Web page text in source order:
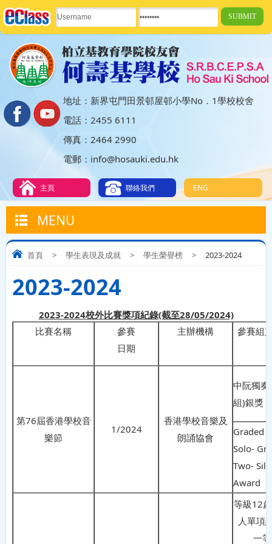
地址：新界屯門田景邨屋邨小學No．1學校校舍
電話：2455 6111
傳真：2464 2990
電郵：info@hosauki.edu.hk
ENG
聯絡我們
主頁
MENU
首頁 > 學生表現及成就 > 學生榮譽榜 > 2023-2024
2023-2024
2023-2024校外比賽獎項紀錄(截至28/05/2024)
比賽名稱
參賽
日期
主辦機構 參賽組
第76屆香港學校音
樂節
1/2024
香港學校音樂及
朗誦協會
中阮獨奏
組)銀獎
Graded
Solo-
Two-
Award
等級12
人單項
一